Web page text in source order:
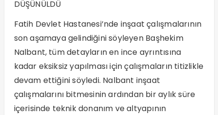
DÜŞÜNÜLDÜ
Fatih Devlet Hastanesi’nde inşaat çalışmalarının
son aşamaya gelindiğini söyleyen Başhekim
Nalbant, tüm detayların en ince ayrıntısına
kadar eksiksiz yapılması için çalışmaların titizlikle
devam ettiğini söyledi. Nalbant inşaat
çalışmalarını bitmesinin ardından bir aylık süre
içerisinde teknik donanım ve altyapının